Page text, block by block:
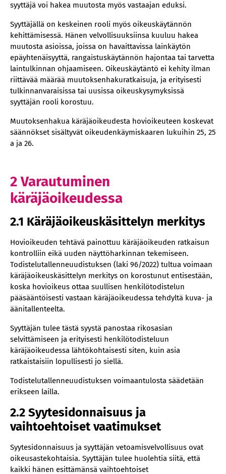
syyttäjä voi hakea muutosta myös vastaajan eduksi.
Syyttäjällä on keskeinen rooli myös oikeuskäytännön
kehittämisessä. Hänen velvollisuuksiinsa kuuluu hakea
muutosta asioissa, joissa on havaittavissa lainkäytön
epäyhtenäisyyttä, rangaistuskäytännön hajontaa tai tarvetta
laintulkinnan ohjaamiseen. Oikeuskäytäntö ei kehity ilman
riittävää määrää muutoksenhakuratkaisuja, ja erityisesti
tulkinnanvaraisissa tai uusissa oikeuskysymyksissä
syyttäjän rooli korostuu.
Muutoksenhakua käräjäoikeudesta hovioikeuteen koskevat
säännökset sisältyvät oikeudenkäymiskaaren lukuihin 25, 25
a ja 26.
2 Varautuminen
käräjäoikeudessa
2.1 Käräjäoikeuskäsittelyn merkitys
Hovioikeuden tehtävä painottuu käräjäoikeuden ratkaisun
kontrolliin eikä uuden näyttöharkinnan tekemiseen.
Todistelutallenneuudistuksen (laki 96/2022) tultua voimaan
käräjäoikeuskäsittelyn merkitys on korostunut entisestään,
koska hovioikeus ottaa suullisen henkilötodistelun
pääsääntöisesti vastaan käräjäoikeudessa tehdyltä kuva- ja
äänitallenteelta.
Syyttäjän tulee tästä syystä panostaa rikosasian
selvittämiseen ja erityisesti henkilötodisteluun
käräjäoikeudessa lähtökohtaisesti siten, kuin asia
ratkaistaisiin lopullisesti jo siellä.
Todistelutallenneuudistuksen voimaantulosta säädetään
erikseen lailla.
2.2 Syytesidonnaisuus ja
vaihtoehtoiset vaatimukset
Syytesidonnaisuus ja syyttäjän vetoamisvelvollisuus ovat
oikeusastekohtaisia. Syyttäjän tulee huolehtia siitä, että
kaikki hänen esittämänsä vaihtoehtoiset